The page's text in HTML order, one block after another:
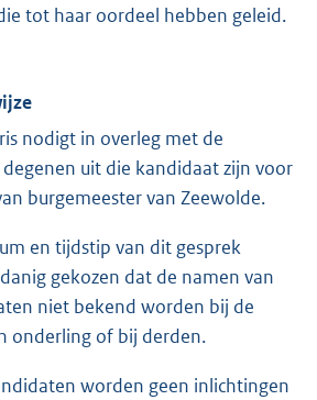
tot haar oordeel hebben geleid.
nodigt in overleg met de
degenen uit die kandidaat zijn voor
burgemeester van Zeewolde.
en tijdstip van dit gesprek
gekozen dat de namen van
niet bekend worden bij de
onderling of bij derden.
worden geen inlichtingen